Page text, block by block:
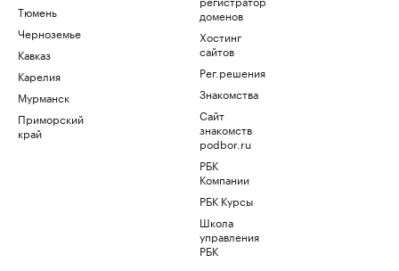
Тюмень
Черноземье
Кавказ
Карелия
Мурманск
Приморский
край
доменов
Хостинг
сайтов
Рег.решения
Знакомства
Сайт
знакомств
podbor.ru
РБК
Компании
РБК Курсы
Школа
управления
РБК